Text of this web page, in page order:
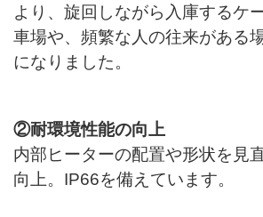
より、旋回しながら入庫するケ
車場や、頻繁な人の往来がある
になりました。
②耐環境性能の向上
内部ヒーターの配置や形状を見
向上。IP66を備えています。